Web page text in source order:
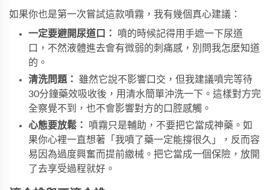
如果你也是第一次嘗試這款噴霧，我有幾個真心建議：
一定要避開尿道口：
噴的時候記得用手遮一下尿道
口，不然液體進去會有微弱的刺痛感，別問我怎麼知道
的。
清洗問題：
雖然它說不影響口交，但我建議噴完等待
30分鐘藥效吸收後，用清水簡單沖洗一下。這樣對方完
全察覺不到，也不會影響對方的口腔感觸。
心態要放鬆：
噴霧只是輔助，不要把它當成神藥。如
果你心裡一直想著「我噴了藥一定能撐很久」，反而容
易因為過度興奮而提前繳械。把它當成一個保險，放開
了去享受過程就好。